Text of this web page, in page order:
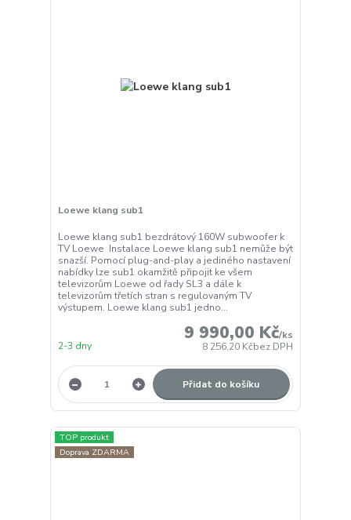
Loewe klang sub1
Loewe klang sub1 bezdrátový 160W subwoofer k
TV Loewe Instalace Loewe klang sub1 nemůže být
snazší. Pomocí plug-and-play a jediného nastavení
nabídky lze sub1 okamžitě připojit ke všem
televizorům Loewe od řady SL3 a dále k
televizorům třetích stran s regulovaným TV
výstupem. Loewe klang sub1 jedno...
9 990,00 Kč/ks
8 256,20 Kčbez DPH
2-3 dny
Přidat do košíku
TOP produkt
Doprava ZDARMA